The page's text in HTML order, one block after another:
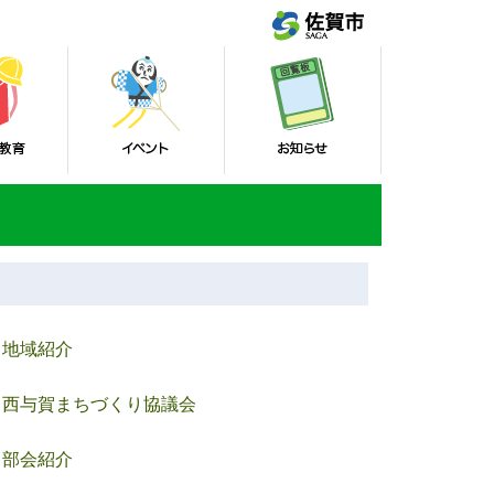
地域紹介
西与賀まちづくり協議会
部会紹介